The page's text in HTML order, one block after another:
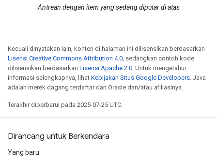
Antrean dengan item yang sedang diputar di atas
Kecuali dinyatakan lain, konten di halaman ini dilisensikan berdasarkan
Lisensi Creative Commons Attribution 4.0 , sedangkan contoh kode
dilisensikan berdasarkan Lisensi Apache 2.0 . Untuk mengetahui
informasi selengkapnya, lihat Kebijakan Situs Google Developers . Java
adalah merek dagang terdaftar dari Oracle dan/atau afiliasinya.
Terakhir diperbarui pada 2025-07-25 UTC.
Dirancang untuk Berkendara
Yang baru